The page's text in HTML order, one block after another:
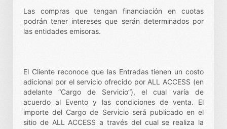
Las compras que tengan financiación en cuotas
podrán tener intereses que serán determinados por
las entidades emisoras.
El Cliente reconoce que las Entradas tienen un costo
adicional por el servicio ofrecido por ALL ACCESS (en
adelante “Cargo de Servicio”), el cual varía de
acuerdo al Evento y las condiciones de venta. El
importe del Cargo de Servicio será publicado en el
sitio de ALL ACCESS a través del cual se realiza la